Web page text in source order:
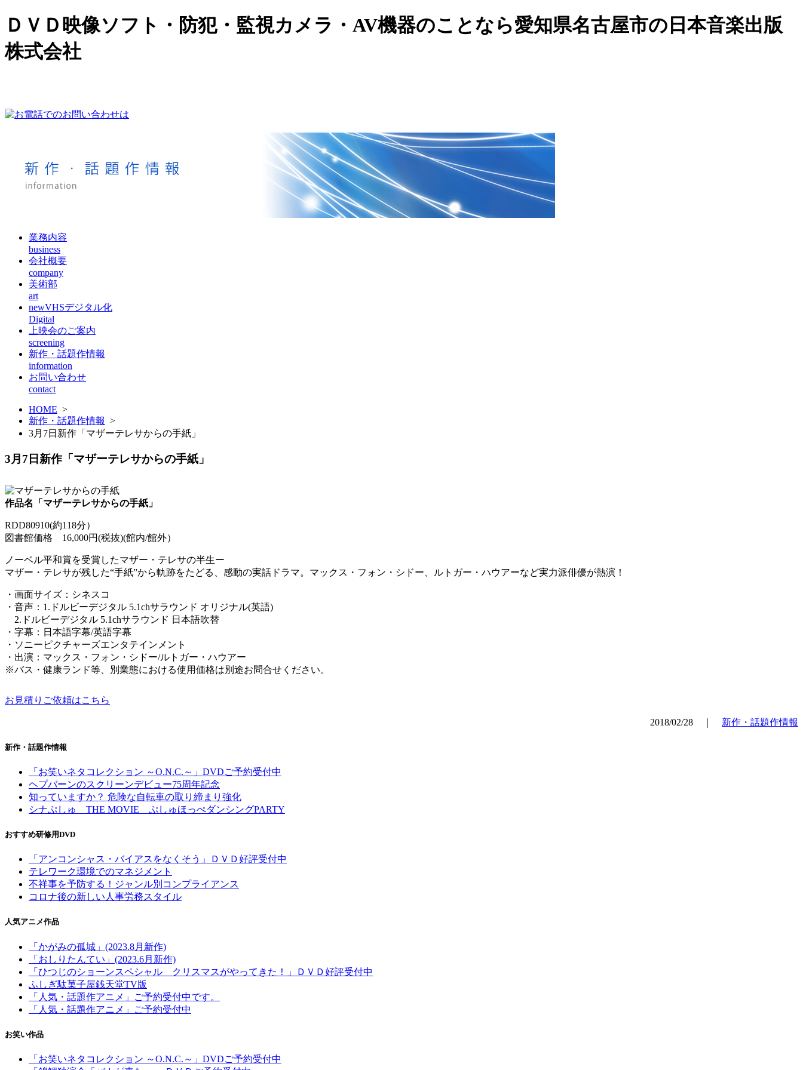
ＤＶＤ映像ソフト・防犯・監視カメラ・AV機器のことなら愛知県名古屋市の日本音楽出版
株式会社
業務内容
business
会社概要
company
美術部
art
newVHSデジタル化
Digital
上映会のご案内
screening
新作・話題作情報
information
お問い合わせ
contact
HOME >
新作・話題作情報 >
3月7日新作「マザーテレサからの手紙」
3月7日新作「マザーテレサからの手紙」
作品名「マザーテレサからの手紙」
RDD80910(約118分）
図書館価格 16,000円(税抜)(館内/館外）
ノーベル平和賞を受賞したマザー・テレサの半生ー
マザー・テレサが残した“手紙”から軌跡をたどる、感動の実話ドラマ。マックス・フォン・シドー、ルトガー・ハウアーなど実力派俳優が熱演！
・画面サイズ：シネスコ
・音声：1.ドルビーデジタル 5.1chサラウンド オリジナル(英語)
2.ドルビーデジタル 5.1chサラウンド 日本語吹替
・字幕：日本語字幕/英語字幕
・ソニーピクチャーズエンタテインメント
・出演：マックス・フォン・シドー/ルトガー・ハウアー
※バス・健康ランド等、別業態における使用価格は別途お問合せください。
お見積りご依頼はこちら
2018/02/28 ｜ 新作・話題作情報
新作・話題作情報
「お笑いネタコレクション ～O.N.C.～」DVDご予約受付中
ヘプバーンのスクリーンデビュー75周年記念
知っていますか？ 危険な自転車の取り締まり強化
シナぷしゅ THE MOVIE ぷしゅほっぺダンシングPARTY
おすすめ研修用DVD
「アンコンシャス・バイアスをなくそう」ＤＶＤ好評受付中
テレワーク環境でのマネジメント
不祥事を予防する！ジャンル別コンプライアンス
コロナ後の新しい人事労務スタイル
人気アニメ作品
「かがみの孤城」(2023.8月新作)
「おしりたんてい」(2023.6月新作)
「ひつじのショーンスペシャル クリスマスがやってきた！」ＤＶＤ好評受付中
ふしぎ駄菓子屋銭天堂TV版
「人気・話題作アニメ」ご予約受付中です。
「人気・話題作アニメ」ご予約受付中
お笑い作品
「お笑いネタコレクション ～O.N.C.～」DVDご予約受付中